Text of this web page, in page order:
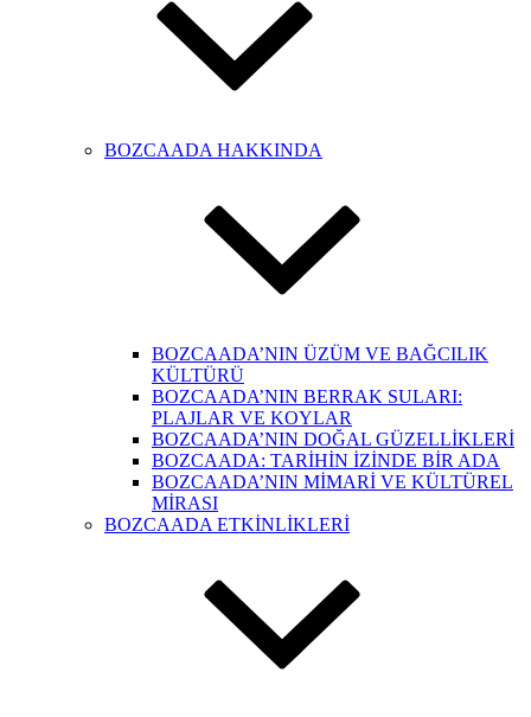
BOZCAADA HAKKINDA
BOZCAADA’NIN ÜZÜM VE BAĞCILIK
KÜLTÜRÜ
BOZCAADA’NIN BERRAK SULARI:
PLAJLAR VE KOYLAR
BOZCAADA’NIN DOĞAL GÜZELLİKLERİ
BOZCAADA: TARİHİN İZİNDE BİR ADA
BOZCAADA’NIN MİMARİ VE KÜLTÜREL
MİRASI
BOZCAADA ETKİNLİKLERİ